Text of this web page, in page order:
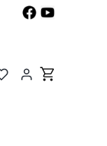
Produkty w